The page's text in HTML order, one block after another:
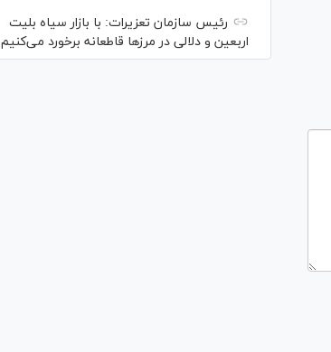
رئیس سازمان تعزیرات: با بازار سیاه بلیت
اربعین و دلالی در مرز‌ها قاطعانه برخورد می‌کنیم